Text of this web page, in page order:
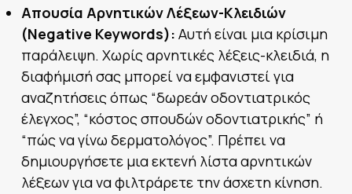
Απουσία Αρνητικών Λέξεων-Κλειδιών
(Negative Keywords): Αυτή είναι μια κρίσιμη
παράλειψη. Χωρίς αρνητικές λέξεις-κλειδιά, η
διαφήμισή σας μπορεί να εμφανιστεί για
αναζητήσεις όπως “δωρεάν οδοντιατρικός
έλεγχος”, “κόστος σπουδών οδοντιατρικής” ή
“πώς να γίνω δερματολόγος”. Πρέπει να
δημιουργήσετε μια εκτενή λίστα αρνητικών
λέξεων για να φιλτράρετε την άσχετη κίνηση.